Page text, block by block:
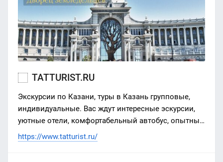
TATTURIST.RU
Экскурсии по Казани, туры в Казань групповые,
индивидуальные. Вас ждут интересные эскурсии,
уютные отели, комфортабельный автобус, опытный
гид.
https://www.tatturist.ru/